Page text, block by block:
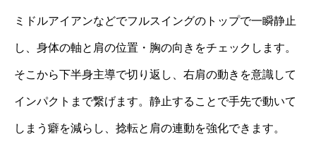
ミドルアイアンなどでフルスイングのトップで一瞬静止
し、身体の軸と肩の位置・胸の向きをチェックします。
そこから下半身主導で切り返し、右肩の動きを意識して
インパクトまで繋げます。静止することで手先で動いて
しまう癖を減らし、捻転と肩の連動を強化できます。